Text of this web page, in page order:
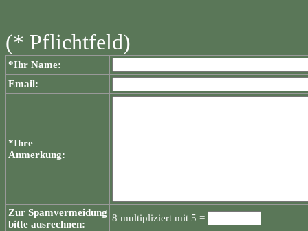
(* Pflichtfeld)
*Ihr Name:
Email:
*Ihre
Anmerkung:
Zur Spamvermeidung
bitte ausrechnen:
8 multipliziert mit 5 =